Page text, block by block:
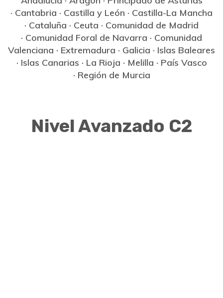
· Cantabria · Castilla y León · Castilla-La Mancha
· Cataluña · Ceuta · Comunidad de Madrid
· Comunidad Foral de Navarra · Comunidad
Valenciana · Extremadura · Galicia · Islas Baleares
· Islas Canarias · La Rioja · Melilla · País Vasco
· Región de Murcia
Nivel Avanzado C2